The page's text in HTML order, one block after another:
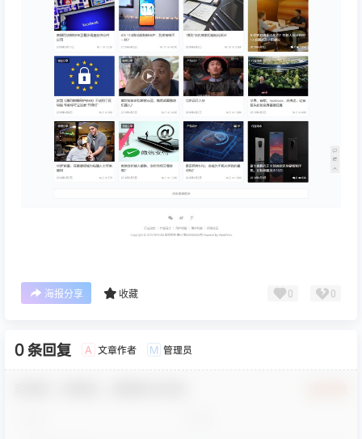
海报分享 收藏 0 0
0 条回复 A 文章作者 M 管理员